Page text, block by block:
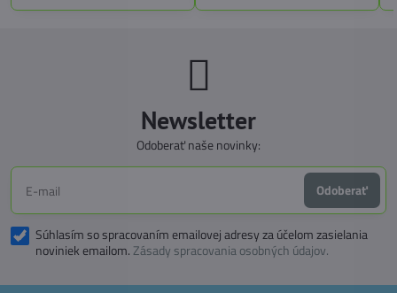
Newsletter
Odoberať naše novinky:
Odoberať
Súhlasím so spracovaním emailovej adresy za účelom zasielania
noviniek emailom.Zásady spracovania osobných údajov.